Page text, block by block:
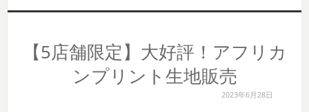
商品紹介
【5店舗限定】大好評！アフリカ
ンプリント生地販売
2023年6月28日